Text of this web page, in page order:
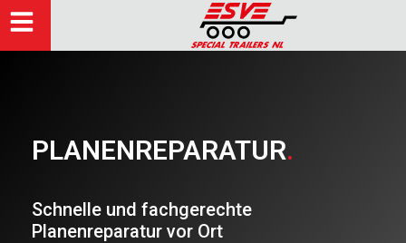
PLANENREPARATUR.
Schnelle und fachgerechte
Planenreparatur vor Ort